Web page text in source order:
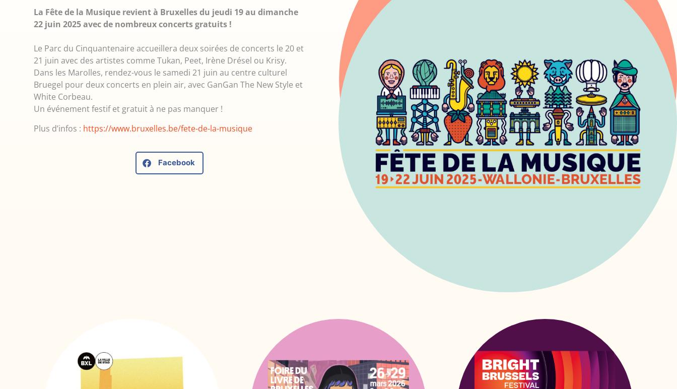
La Fête de la Musique revient à Bruxelles du jeudi 19 au dimanche
22 juin 2025 avec de nombreux concerts gratuits !
Le Parc du Cinquantenaire accueillera deux soirées de concerts le 20 et
21 juin avec des artistes comme Tukan, Peet, Irène Drésel ou Krisy.
Dans les Marolles, rendez-vous le samedi 21 juin au centre culturel
Bruegel pour deux concerts en plein air, avec GanGan The New Style et
White Corbeau.
Un événement festif et gratuit à ne pas manquer !
Plus d’infos : https://www.bruxelles.be/fete-de-la-musique
Facebook